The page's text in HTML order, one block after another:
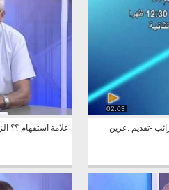
02:03
-تقديم :عرين
علامة استفهام ؟؟